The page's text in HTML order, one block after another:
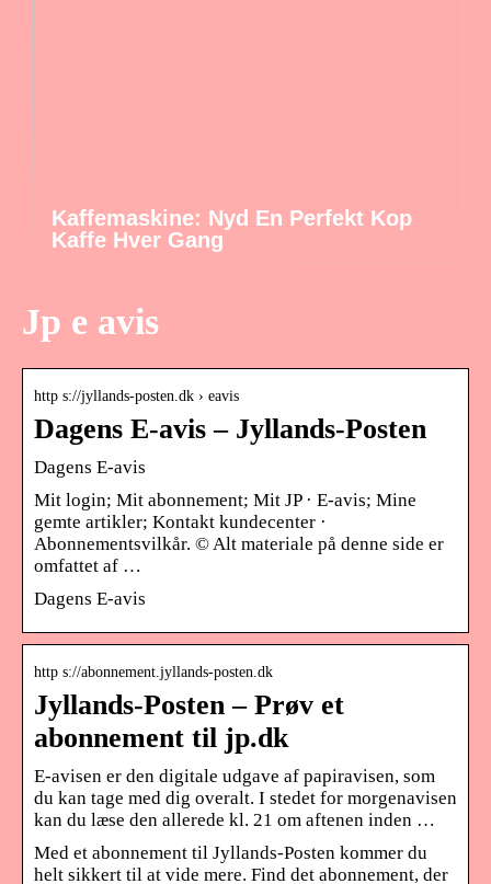
Kaffemaskine: Nyd En Perfekt Kop
Kaffe Hver Gang
Jp e avis
http s://jyllands-posten.dk › eavis
Dagens E-avis – Jyllands-Posten
Dagens E-avis
Mit login; Mit abonnement; Mit JP · E-avis; Mine
gemte artikler; Kontakt kundecenter ·
Abonnementsvilkår. © Alt materiale på denne side er
omfattet af …
Dagens E-avis
http s://abonnement.jyllands-posten.dk
Jyllands-Posten – Prøv et
abonnement til jp.dk
E-avisen er den digitale udgave af papiravisen, som
du kan tage med dig overalt. I stedet for morgenavisen
kan du læse den allerede kl. 21 om aftenen inden …
Med et abonnement til Jyllands-Posten kommer du
helt sikkert til at vide mere. Find det abonnement, der